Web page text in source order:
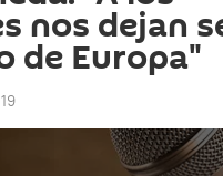
nos dejan
de Europa"